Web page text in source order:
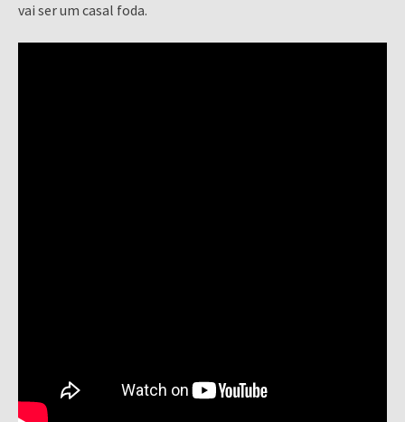
vai ser um casal foda.